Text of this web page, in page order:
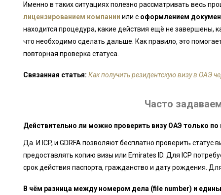
Именно в таких ситуациях полезно рассматривать весь
лицензированием компании или с оформлением
находится процедура, какие действия ещё не завершены,
что необходимо сделать дальше. Как правило, это
повторная проверка статуса.
Связанная статья: Как получить резидентскую визу в ОАЭ
Часто
Действительно ли можно проверить визу ОАЭ только по
Да. И ICP, и GDRFA позволяют бесплатно проверить
предоставлять копию визы или Emirates ID. Для ICP
срок действия паспорта, гражданство и дату рождения.
В чём разница между номером дела (file number) и